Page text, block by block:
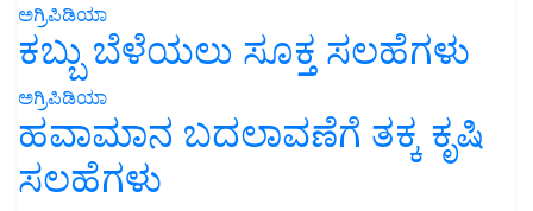
ಅಗ್ರಿಪಿಡಿಯಾ
ಕಬ್ಬು ಬೆಳೆಯಲು ಸೂಕ್ತ ಸಲಹೆಗಳು
ಅಗ್ರಿಪಿಡಿಯಾ
ಹವಾಮಾನ ಬದಲಾವಣೆಗೆ ತಕ್ಕ ಕೃಷಿ
ಸಲಹೆಗಳು